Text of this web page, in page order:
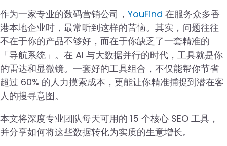
作为一家专业的数码营销公司， YouFind 在服务众多香
港本地企业时，最常听到这样的苦恼。其实，问题往往
不在于你的产品不够好，而在于你缺乏了一套精准的
「导航系统」。在 AI 与大数据并行的时代，工具就是你
的雷达和显微镜。一套好的工具组合，不仅能帮你节省
超过 60% 的人力摸索成本，更能让你精准捕捉到潜在客
人的搜寻意图。
本文将深度专业团队每天可用的 15 个核心 SEO 工具，
并分享如何将这些数据转化为实质的生意增长。